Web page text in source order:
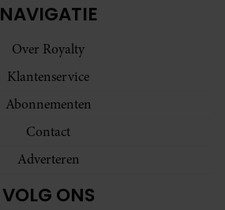
NAVIGATIE
Over Royalty
Klantenservice
Abonnementen
Contact
Adverteren
VOLG ONS